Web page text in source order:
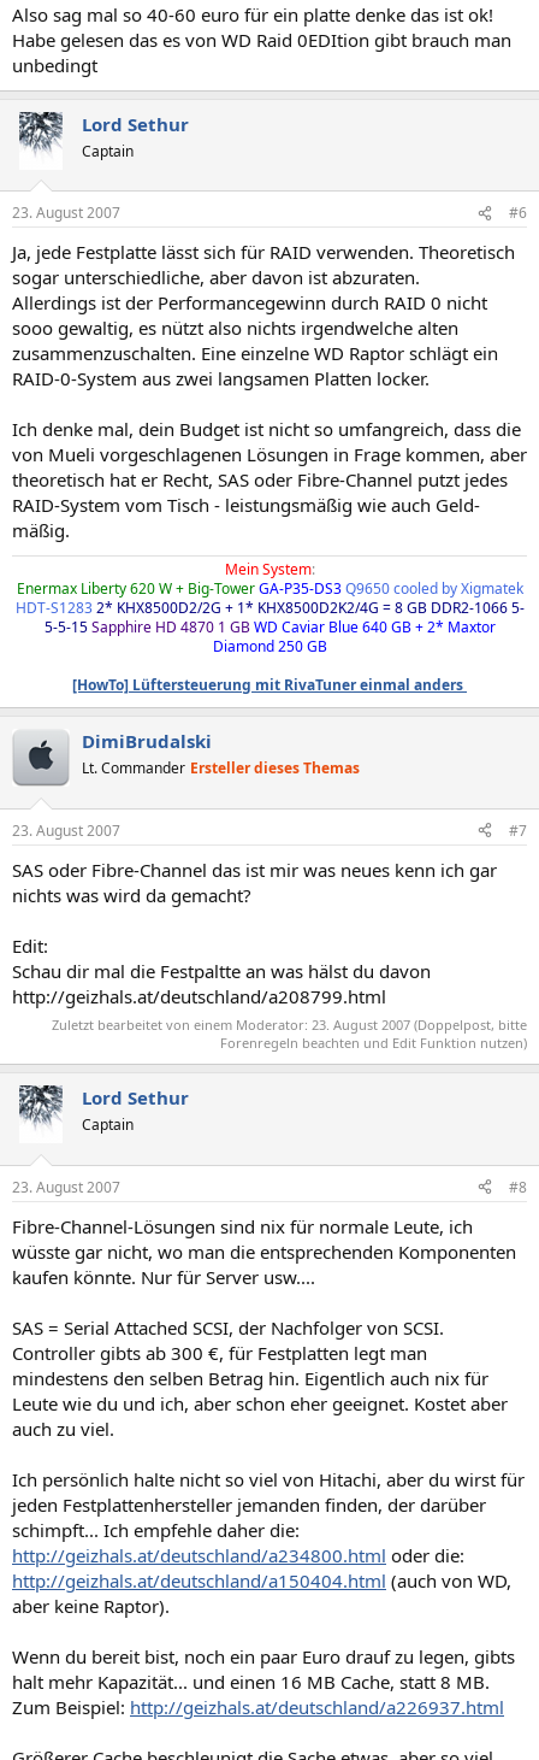
Also sag mal so 40-60 euro für ein platte denke das ist ok!
Habe gelesen das es von WD Raid 0EDItion gibt brauch man
unbedingt
Lord Sethur
Captain
23. August 2007 #6
Ja, jede Festplatte lässt sich für RAID verwenden. Theoretisch
sogar unterschiedliche, aber davon ist abzuraten.
Allerdings ist der Performancegewinn durch RAID 0 nicht
sooo gewaltig, es nützt also nichts irgendwelche alten
zusammenzuschalten. Eine einzelne WD Raptor schlägt ein
RAID-0-System aus zwei langsamen Platten locker.
Ich denke mal, dein Budget ist nicht so umfangreich, dass die
von Mueli vorgeschlagenen Lösungen in Frage kommen, aber
theoretisch hat er Recht, SAS oder Fibre-Channel putzt jedes
RAID-System vom Tisch - leistungsmäßig wie auch Geld-
mäßig.
Mein System:
Enermax Liberty 620 W + Big-Tower GA-P35-DS3 Q9650 cooled by Xigmatek
HDT-S1283 2* KHX8500D2/2G + 1* KHX8500D2K2/4G = 8 GB DDR2-1066 5-
5-5-15 Sapphire HD 4870 1 GB WD Caviar Blue 640 GB + 2* Maxtor
Diamond 250 GB
[HowTo] Lüftersteuerung mit RivaTuner einmal anders
DimiBrudalski
Lt. Commander Ersteller dieses Themas
23. August 2007 #7
SAS oder Fibre-Channel das ist mir was neues kenn ich gar
nichts was wird da gemacht?
Edit:
Schau dir mal die Festpaltte an was hälst du davon
http://geizhals.at/deutschland/a208799.html
Zuletzt bearbeitet von einem Moderator: 23. August 2007 (Doppelpost, bitte
Forenregeln beachten und Edit Funktion nutzen)
Lord Sethur
Captain
23. August 2007 #8
Fibre-Channel-Lösungen sind nix für normale Leute, ich
wüsste gar nicht, wo man die entsprechenden Komponenten
kaufen könnte. Nur für Server usw....
SAS = Serial Attached SCSI, der Nachfolger von SCSI.
Controller gibts ab 300 €, für Festplatten legt man
mindestens den selben Betrag hin. Eigentlich auch nix für
Leute wie du und ich, aber schon eher geeignet. Kostet aber
auch zu viel.
Ich persönlich halte nicht so viel von Hitachi, aber du wirst für
jeden Festplattenhersteller jemanden finden, der darüber
schimpft... Ich empfehle daher die:
http://geizhals.at/deutschland/a234800.html oder die:
http://geizhals.at/deutschland/a150404.html (auch von WD,
aber keine Raptor).
Wenn du bereit bist, noch ein paar Euro drauf zu legen, gibts
halt mehr Kapazität... und einen 16 MB Cache, statt 8 MB.
Zum Beispiel: http://geizhals.at/deutschland/a226937.html